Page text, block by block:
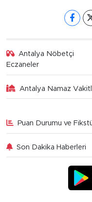
Antalya Nöbetçi
Eczaneler
Antalya Namaz
Puan Durumu ve
Son Dakika Haberleri